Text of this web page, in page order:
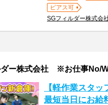
ピアス可
SGフィルダー株式会
ダー株式会社 ※お仕事No/
【軽作業スタ
最短当日にお給